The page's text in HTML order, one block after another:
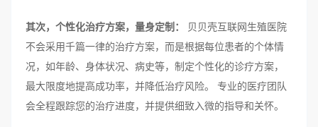
其次，个性化治疗方案，量身定制：
贝贝壳互联网生殖医院
不会采用千篇一律的治疗方案，而是根据每位患者的个体情
况，如年龄、身体状况、病史等，制定个性化的诊疗方案，
最大限度地提高成功率，并降低治疗风险。 专业的医疗团队
会全程跟踪您的治疗进度，并提供细致入微的指导和关怀。